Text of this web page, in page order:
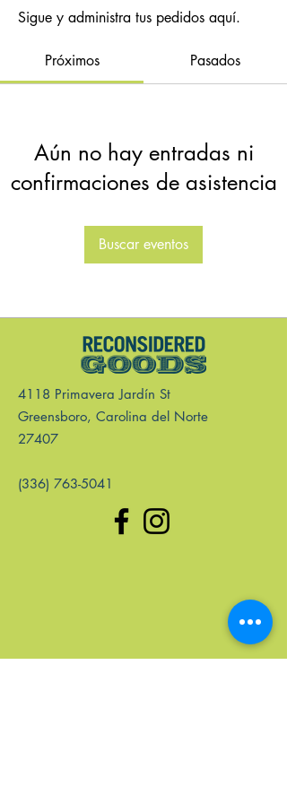
Sigue y administra tus pedidos aquí.
Próximos Pasados
Aún no hay entradas ni
confirmaciones de asistencia
Buscar eventos
4118 Primavera Jardín St
Greensboro, Carolina del Norte
27407
(336) 763-5041